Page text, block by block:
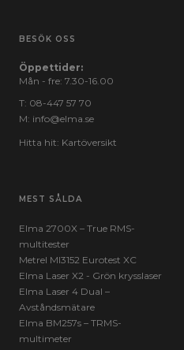
BESÖK OSS
Öppettider:
Mån - fre: 7.30-16.00
T: 08-447 57 70
M: info@elma.se
Hitta hit: Kartöversikt
MEST SÅLDA
Elma 2700X – True RMS-
multitester
Metrel MI3152 Eurotest XC
Elma Laser X2 - Grön krysslaser
Elma Laser 4 Dual –
Avståndsmätare
Elma BM257s – TRMS-
multimeter